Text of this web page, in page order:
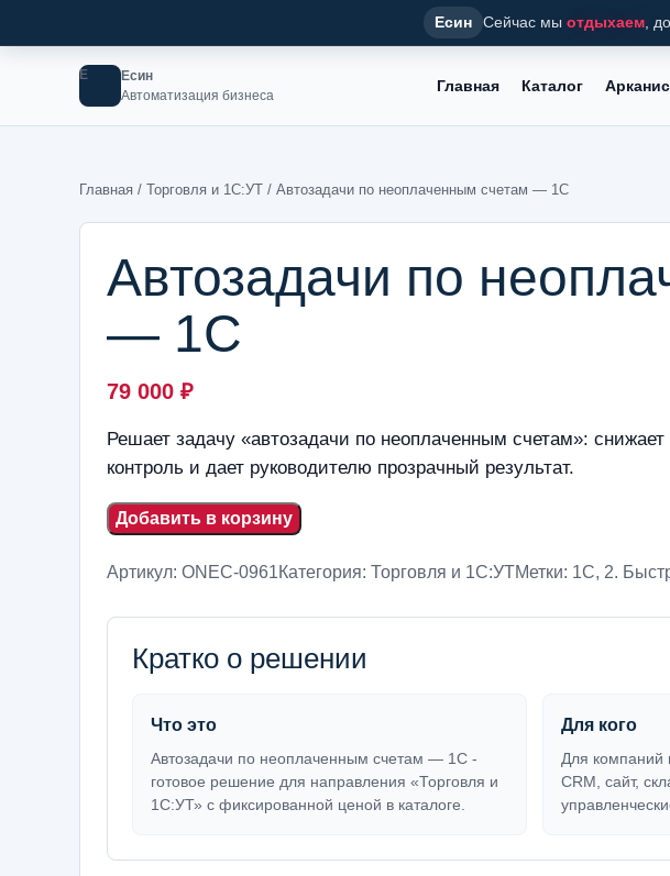
Есин Сейчас мы отдыхаем ,
Е
Есин
Автоматизация бизнеса
Главная Каталог Арканис
Главная / Торговля и 1С:УТ / Автозадачи по неоплаченным счетам — 1С
Автозадачи по
— 1С
79 000 ₽
Решает задачу «автозадачи по неоплаченным счетам»:
контроль и дает руководителю прозрачный результат.
Добавить в корзину
Артикул: ONEC-0961Категория: Торговля и 1С:УТМетки: 1С, 2.
Кратко о решении
Что это
Автозадачи по неоплаченным счетам — 1С -
готовое решение для направления «Торговля и
1С:УТ» с фиксированной ценой в каталоге.
Для кого
Для компаний
CRM, сайт,